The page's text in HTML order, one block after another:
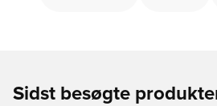
Sidst besøgte